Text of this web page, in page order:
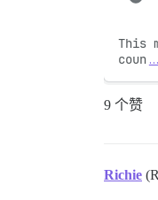
This
coun …
9 个赞
Richie